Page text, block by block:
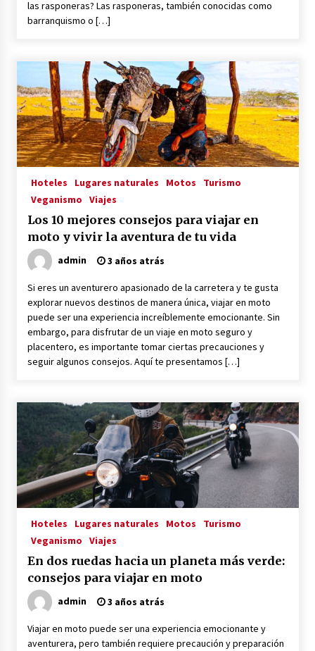
las rasponeras? Las rasponeras, también conocidas como
barranquismo o […]
Hoteles Lugares naturales Motos
Turismo
Veganismo
Viajes
Los 10 mejores consejos para viajar en
moto y vivir la aventura de tu vida
admin 3 años atrás
Si eres un aventurero apasionado de la carretera y te gusta
explorar nuevos destinos de manera única, viajar en moto
puede ser una experiencia increíblemente emocionante. Sin
embargo, para disfrutar de un viaje en moto seguro y
placentero, es importante tomar ciertas precauciones y
seguir algunos consejos. Aquí te presentamos […]
Hoteles Lugares naturales Motos
Turismo
Veganismo
Viajes
En dos ruedas hacia un planeta más verde:
consejos para viajar en moto
admin 3 años atrás
Viajar en moto puede ser una experiencia emocionante y
aventurera, pero también requiere precaución y preparación